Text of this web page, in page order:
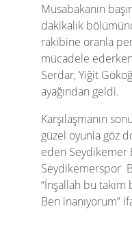
Müsabakanın
dakikalık
rakibine oranla
mücadele
Serdar, Yiğit
ayağından geldi.
Karşılaşmanın
güzel oyunla göz
eden Seydikemer
Seydikemerspor
“İnşallah bu
Ben inanıyorum”